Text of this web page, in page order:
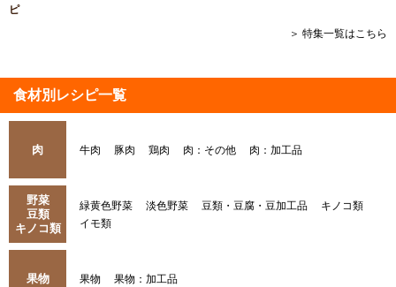
ピ
＞ 特集一覧はこちら
食材別レシピ一覧
肉 牛肉 豚肉 鶏肉 肉：その他 肉：加工品
野菜
豆類
キノコ類
緑黄色野菜 淡色野菜 豆類・豆腐・豆加工品
キノコ類
イモ類
果物 果物 果物：加工品